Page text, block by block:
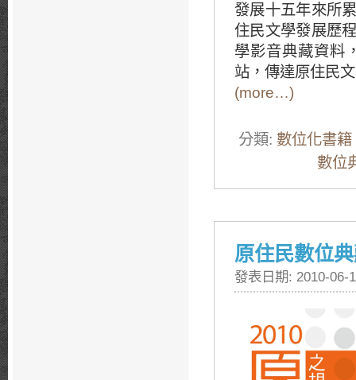
發展十五年來所
住民文學發展歷
學影音典藏資料
站，傳達原住民
(more…)
分類: 數位化書籍
數位
原住民數位
發表日期: 2010-06-